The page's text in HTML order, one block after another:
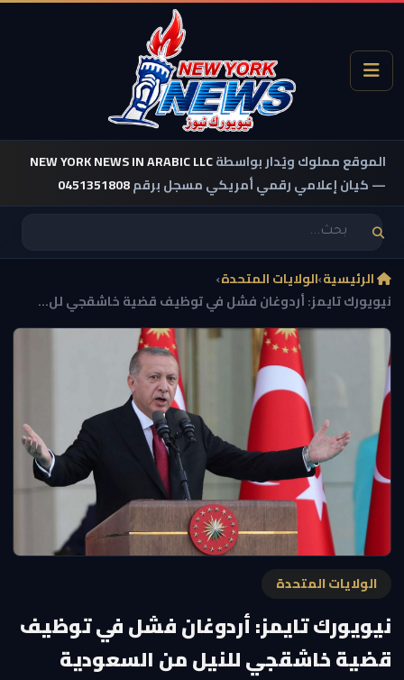
الموقع مملوك ويُدار بواسطةNEW YORK NEWS IN ARABIC LLC
— كيان إعلامي رقمي أمريكي مسجل برقم0451351808
الرئيسية›الولايات المتحدة›
نيويورك تايمز: أردوغان فشل في توظيف قضية خاشقجي لل...
الولايات المتحدة
نيويورك تايمز: أردوغان فشل في توظيف
قضية خاشقجي للنيل من السعودية